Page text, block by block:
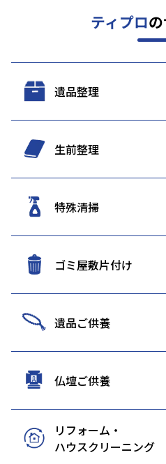
ティプロ
遺品整理
生前整理
特殊清掃
ゴミ屋敷片付け
遺品ご供養
仏壇ご供養
リフォーム・
ハウスクリーニング